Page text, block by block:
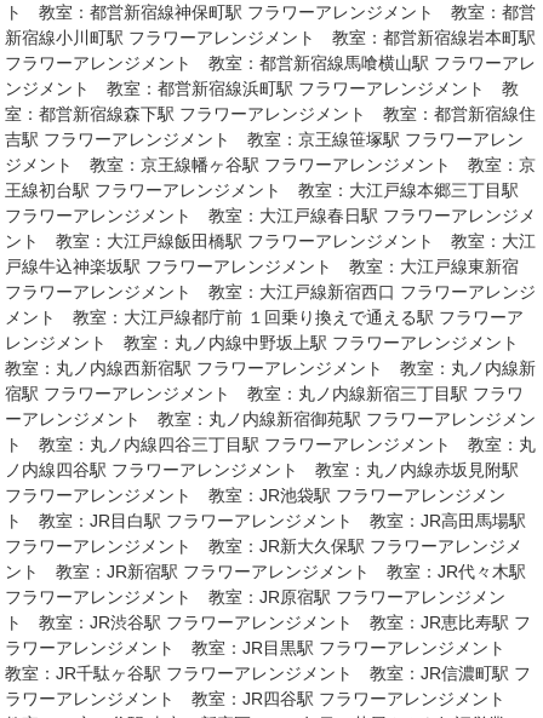
ト 教室：都営新宿線神保町駅 フラワーアレンジメント 教室：都営
新宿線小川町駅 フラワーアレンジメント 教室：都営新宿線岩本町駅
フラワーアレンジメント 教室：都営新宿線馬喰横山駅 フラワーアレ
ンジメント 教室：都営新宿線浜町駅 フラワーアレンジメント 教
室：都営新宿線森下駅 フラワーアレンジメント 教室：都営新宿線住
吉駅 フラワーアレンジメント 教室：京王線笹塚駅 フラワーアレン
ジメント 教室：京王線幡ヶ谷駅 フラワーアレンジメント 教室：京
王線初台駅 フラワーアレンジメント 教室：大江戸線本郷三丁目駅
フラワーアレンジメント 教室：大江戸線春日駅 フラワーアレンジメ
ント 教室：大江戸線飯田橋駅 フラワーアレンジメント 教室：大江
戸線牛込神楽坂駅 フラワーアレンジメント 教室：大江戸線東新宿
フラワーアレンジメント 教室：大江戸線新宿西口 フラワーアレンジ
メント 教室：大江戸線都庁前 １回乗り換えで通える駅 フラワーア
レンジメント 教室：丸ノ内線中野坂上駅 フラワーアレンジメント
教室：丸ノ内線西新宿駅 フラワーアレンジメント 教室：丸ノ内線新
宿駅 フラワーアレンジメント 教室：丸ノ内線新宿三丁目駅 フラワ
ーアレンジメント 教室：丸ノ内線新宿御苑駅 フラワーアレンジメン
ト 教室：丸ノ内線四谷三丁目駅 フラワーアレンジメント 教室：丸
ノ内線四谷駅 フラワーアレンジメント 教室：丸ノ内線赤坂見附駅
フラワーアレンジメント 教室：JR池袋駅 フラワーアレンジメン
ト 教室：JR目白駅 フラワーアレンジメント 教室：JR高田馬場駅
フラワーアレンジメント 教室：JR新大久保駅 フラワーアレンジメ
ント 教室：JR新宿駅 フラワーアレンジメント 教室：JR代々木駅
フラワーアレンジメント 教室：JR原宿駅 フラワーアレンジメン
ト 教室：JR渋谷駅 フラワーアレンジメント 教室：JR恵比寿駅 フ
ラワーアレンジメント 教室：JR目黒駅 フラワーアレンジメント
教室：JR千駄ヶ谷駅 フラワーアレンジメント 教室：JR信濃町駅 フ
ラワーアレンジメント 教室：JR四谷駅 フラワーアレンジメント